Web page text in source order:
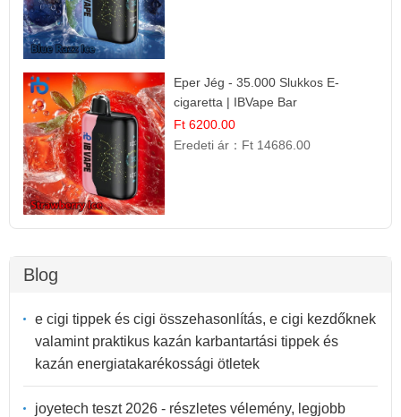
Eper Jég - 35.000 Slukkos E-
cigaretta | IBVape Bar
Ft 6200.00
Eredeti ár： Ft 14686.00
Blog
e cigi tippek és cigi összehasonlítás, e cigi kezdőknek
valamint praktikus kazán karbantartási tippek és
kazán energiatakarékossági ötletek
joyetech teszt 2026 - részletes vélemény, legjobb